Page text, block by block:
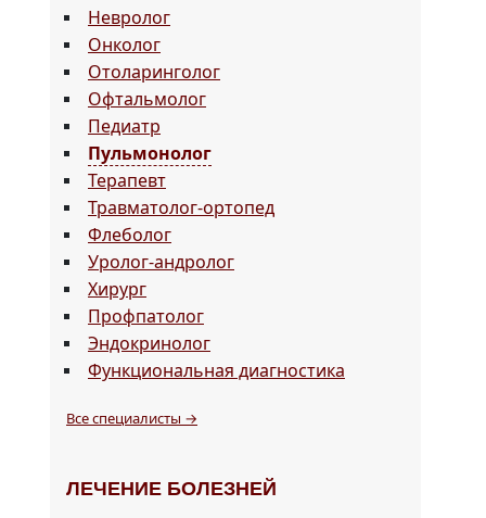
Невролог
Онколог
Отоларинголог
Офтальмолог
Педиатр
Пульмонолог
Терапевт
Травматолог-ортопед
Флеболог
Уролог-андролог
Хирург
Профпатолог
Эндокринолог
Функциональная диагностика
Все специалисты →
ЛЕЧЕНИЕ БОЛЕЗНЕЙ